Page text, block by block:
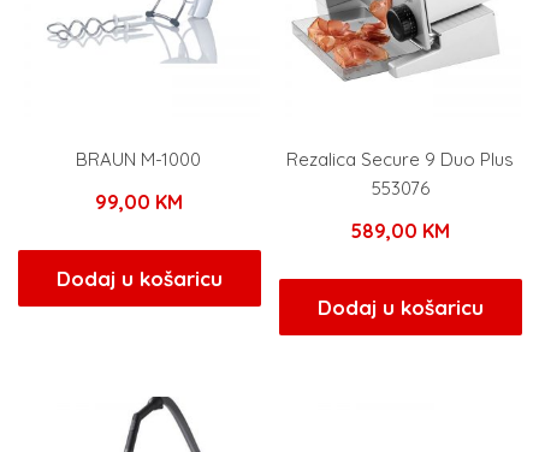
BRAUN M-1000
99,00 KM
Dodaj u košaricu
Rezalica Secure 9 Duo Plus
553076
589,00 KM
Dodaj u košaricu